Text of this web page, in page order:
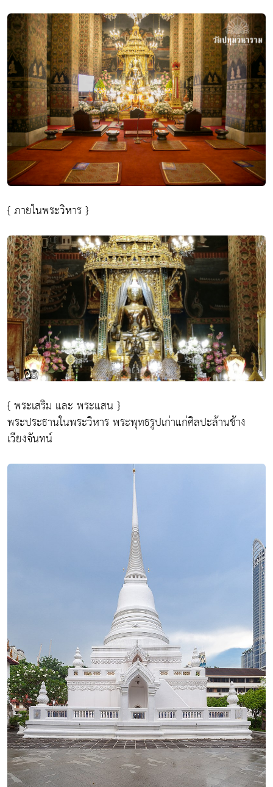
{ ภายในพระวิหาร }
{ พระเสริม และ พระแสน }
พระประธานในพระวิหาร พระพุทธรูปเก่าแก่ศิลปะล้านช้าง
เวียงจันทน์